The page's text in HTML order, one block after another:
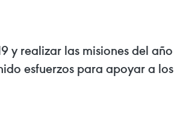
y realizar las misiones del
esfuerzos para apoyar a los